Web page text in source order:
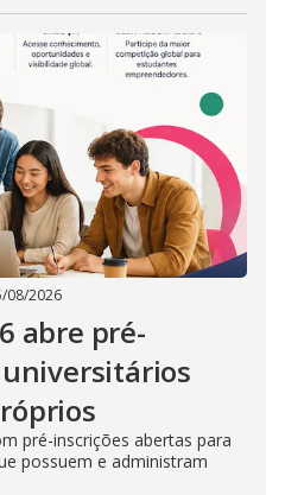
08/2026
abre pré-
pré-inscrições abertas para
possuem e administram